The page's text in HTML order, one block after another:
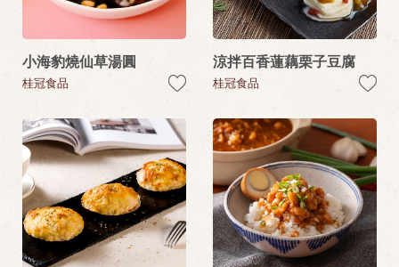
小海豹燒仙草湯圓
桂冠食品
涼拌百香蓮藕栗子豆腐
桂冠食品